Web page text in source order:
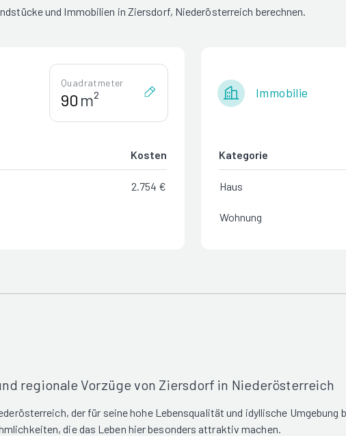
und Immobilien in Ziersdorf, Niederösterreich berechnen.
Quadratmeter
m²
Kosten
2.754 €
Immobilie
Kategorie
Haus
Wohnung
regionale Vorzüge von Ziersdorf in Niederösterreich
der für seine hohe Lebensqualität und idyllische
die das Leben hier besonders attraktiv machen.